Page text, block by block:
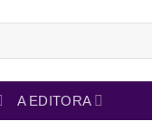
A EDITORA